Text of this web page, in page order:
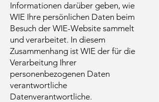
Informationen darüber geben, wie
WIE Ihre persönlichen Daten beim
Besuch der WIE-Website sammelt
und verarbeitet. In diesem
Zusammenhang ist WIE der für die
Verarbeitung Ihrer
personenbezogenen Daten
verantwortliche
Datenverantwortliche.